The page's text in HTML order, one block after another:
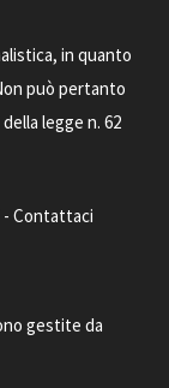
in quanto
può pertanto
legge n. 62
Contattaci
gestite da